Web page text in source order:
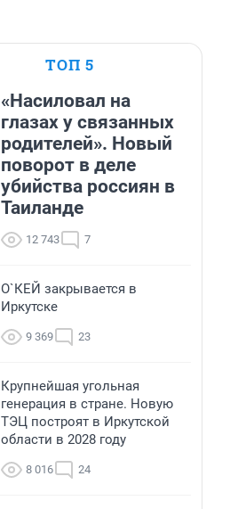
ТОП 5
«Насиловал на
глазах у связанных
родителей». Новый
поворот в деле
убийства россиян в
Таиланде
12 743 7
О`КЕЙ закрывается в
Иркутске
9 369 23
Крупнейшая угольная
генерация в стране. Новую
ТЭЦ построят в Иркутской
области в 2028 году
8 016 24